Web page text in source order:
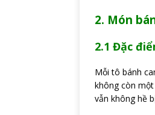
2. Món
2.1 Đặc
Mỗi tô bánh
không còn
vẫn không hề